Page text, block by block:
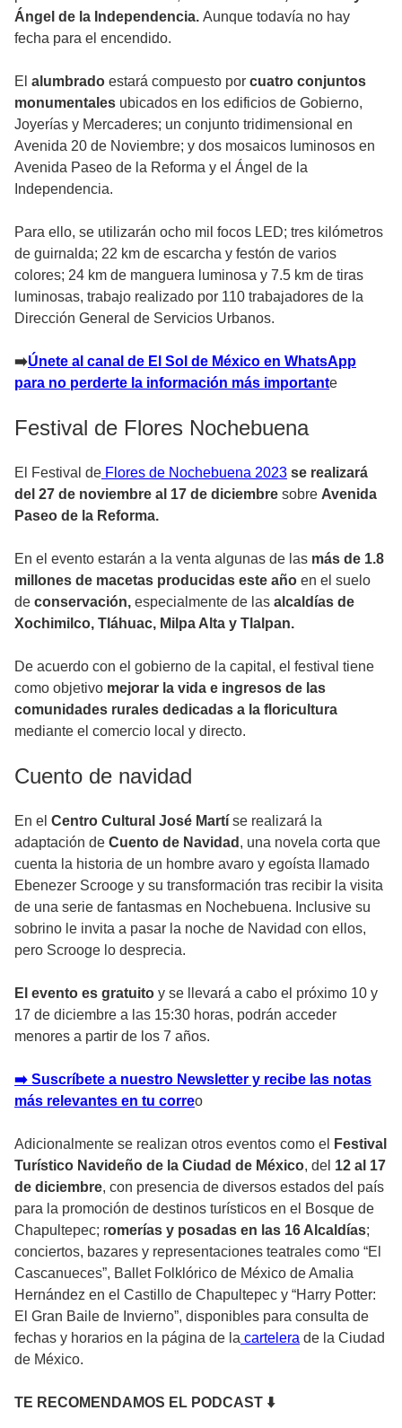
Ángel de la Independencia. Aunque todavía no hay
fecha para el encendido.
El alumbrado estará compuesto por cuatro conjuntos
monumentales ubicados en los edificios de Gobierno,
Joyerías y Mercaderes; un conjunto tridimensional en
Avenida 20 de Noviembre; y dos mosaicos luminosos en
Avenida Paseo de la Reforma y el Ángel de la
Independencia.
Para ello, se utilizarán ocho mil focos LED; tres kilómetros
de guirnalda; 22 km de escarcha y festón de varios
colores; 24 km de manguera luminosa y 7.5 km de tiras
luminosas, trabajo realizado por 110 trabajadores de la
Dirección General de Servicios Urbanos.
➡️Únete al canal de El Sol de México en WhatsApp
para no perderte la información más importante
Festival de Flores Nochebuena
El Festival de Flores de Nochebuena 2023 se realizará
del 27 de noviembre al 17 de diciembre sobre Avenida
Paseo de la Reforma.
En el evento estarán a la venta algunas de las más de 1.8
millones de macetas producidas este año en el suelo
de conservación, especialmente de las alcaldías de
Xochimilco, Tláhuac, Milpa Alta y Tlalpan.
De acuerdo con el gobierno de la capital, el festival tiene
como objetivo mejorar la vida e ingresos de las
comunidades rurales dedicadas a la floricultura
mediante el comercio local y directo.
Cuento de navidad
En el Centro Cultural José Martí se realizará la
adaptación de Cuento de Navidad , una novela corta que
cuenta la historia de un hombre avaro y egoísta llamado
Ebenezer Scrooge y su transformación tras recibir la visita
de una serie de fantasmas en Nochebuena. Inclusive su
sobrino le invita a pasar la noche de Navidad con ellos,
pero Scrooge lo desprecia.
El evento es gratuito y se llevará a cabo el próximo 10 y
17 de diciembre a las 15:30 horas, podrán acceder
menores a partir de los 7 años.
➡️ Suscríbete a nuestro Newsletter y recibe las notas
más relevantes en tu correo
Adicionalmente se realizan otros eventos como el
Festival
Turístico Navideño de la Ciudad de México, del 12 al 17
de diciembre, con presencia de diversos estados del país
para la promoción de destinos turísticos en el Bosque de
Chapultepec; romerías y posadas en las 16 Alcaldías;
conciertos, bazares y representaciones teatrales como “El
Cascanueces”, Ballet Folklórico de México de Amalia
Hernández en el Castillo de Chapultepec y “Harry Potter:
El Gran Baile de Invierno”, disponibles para consulta de
fechas y horarios en la página de la cartelera de la Ciudad
de México.
TE RECOMENDAMOS EL PODCAST ⬇